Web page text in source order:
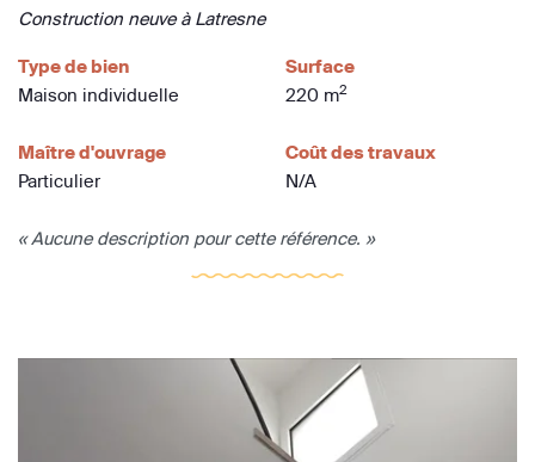
Construction neuve à Latresne
Type de bien
Maison individuelle
Surface
220 m2
Maître d'ouvrage
Particulier
Coût des travaux
N/A
« Aucune description pour cette référence. »